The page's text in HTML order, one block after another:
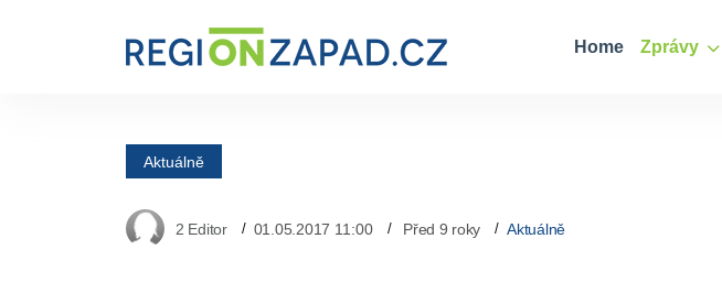
Home Zprávy
Aktuálně
2 Editor 01.05.2017 11:00 Před 9 roky Aktuálně